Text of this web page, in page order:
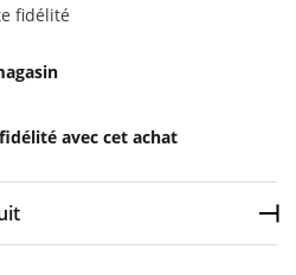
fidélité
avec cet achat